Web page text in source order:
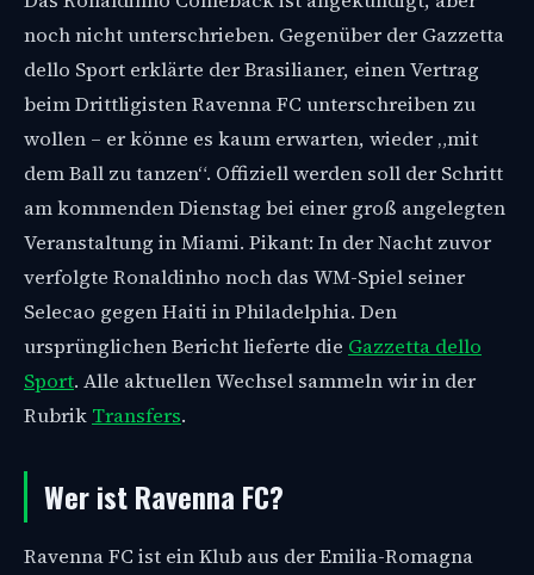
noch nicht unterschrieben. Gegenüber der Gazzetta
dello Sport erklärte der Brasilianer, einen Vertrag
beim Drittligisten Ravenna FC unterschreiben zu
wollen – er könne es kaum erwarten, wieder „mit
dem Ball zu tanzen“. Offiziell werden soll der Schritt
am kommenden Dienstag bei einer groß angelegten
Veranstaltung in Miami. Pikant: In der Nacht zuvor
verfolgte Ronaldinho noch das WM-Spiel seiner
Selecao gegen Haiti in Philadelphia. Den
ursprünglichen Bericht lieferte die Gazzetta dello
Sport. Alle aktuellen Wechsel sammeln wir in der
Rubrik Transfers.
Wer ist Ravenna FC?
Ravenna FC ist ein Klub aus der Emilia-Romagna